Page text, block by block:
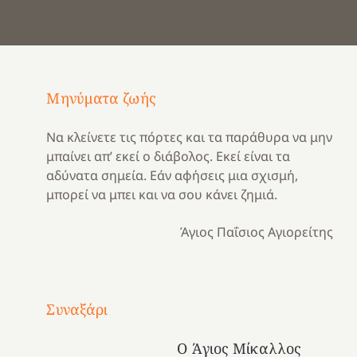
Μηνύματα ζωής
Να κλείνετε τις πόρτες και τα παράθυρα να μην
μπαίνει απ’ εκεί ο διάβολος. Εκεί είναι τα
αδύνατα σημεία. Εάν αφήσεις μια σχισμή,
μπορεί να μπει και να σου κάνει ζημιά.
Άγιος Παΐσιος Αγιορείτης
Συναξάρι
Ο Άγιος Μίκαλλος
Μια
και
Κατασκηνωτικές